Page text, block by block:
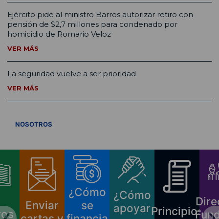
Ejército pide al ministro Barros autorizar retiro con
pensión de $2,7 millones para condenado por
homicidio de Romario Veloz
VER MÁS
La seguridad vuelve a ser prioridad
VER MÁS
NOSOTROS
Enviar
¿Cómo
se
¿Cómo
apoyarPrincipios